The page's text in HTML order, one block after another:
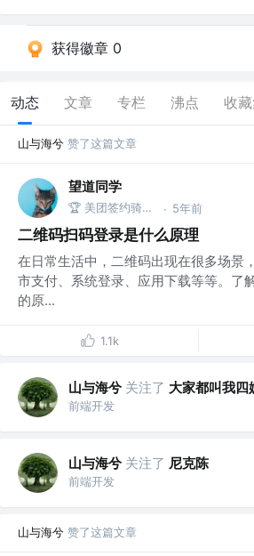
获得徽章 0
动态 文章 专栏 沸点 收
山与海兮 赞了这篇文章
望道同学
🏆 美团签约骑手 @. · 5年前
二维码扫码登录是什么原理
在日常生活中，二维码出现在很多场景
市支付、系统登录、应用下载等等。了
的原...
1.1k
山与海兮 关注了 大家都叫我四
前端开发
山与海兮 关注了 尼克陈
前端开发
山与海兮 赞了这篇文章